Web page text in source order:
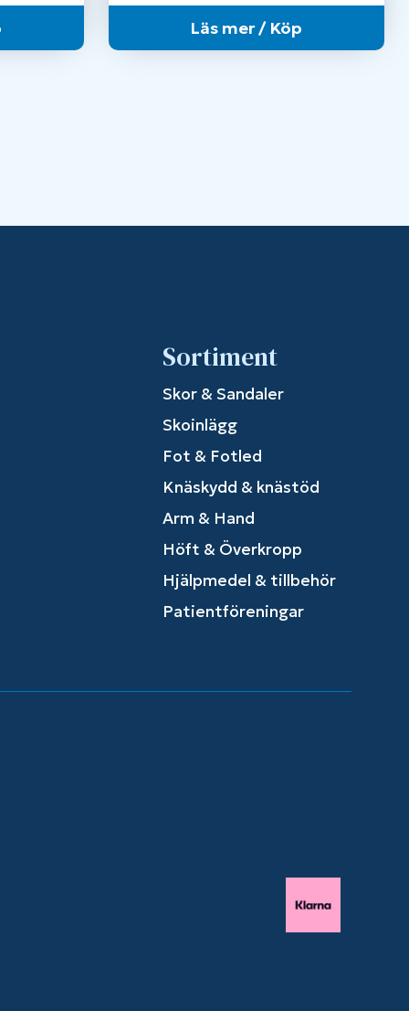
Läs mer / Köp
Sortiment
Skor & Sandaler
Skoinlägg
Fot & Fotled
Knäskydd & knästöd
Arm & Hand
Höft & Överkropp
Hjälpmedel & tillbehör
Patientföreningar